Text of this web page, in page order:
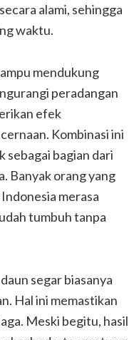
alami, sehingga
waktu.
mendukung
peradangan
efek
Kombinasi ini
sebagai bagian dari
Banyak orang yang
merasa
tumbuh tanpa
segar biasanya
Hal ini memastikan
Meski begitu, hasil